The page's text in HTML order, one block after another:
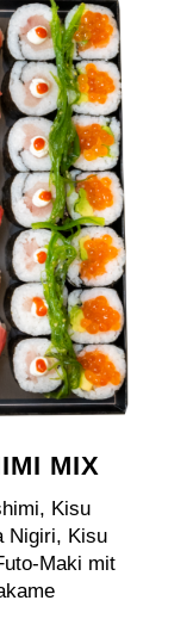
MIX
Kisu
Nigiri, Kisu
Maki mit